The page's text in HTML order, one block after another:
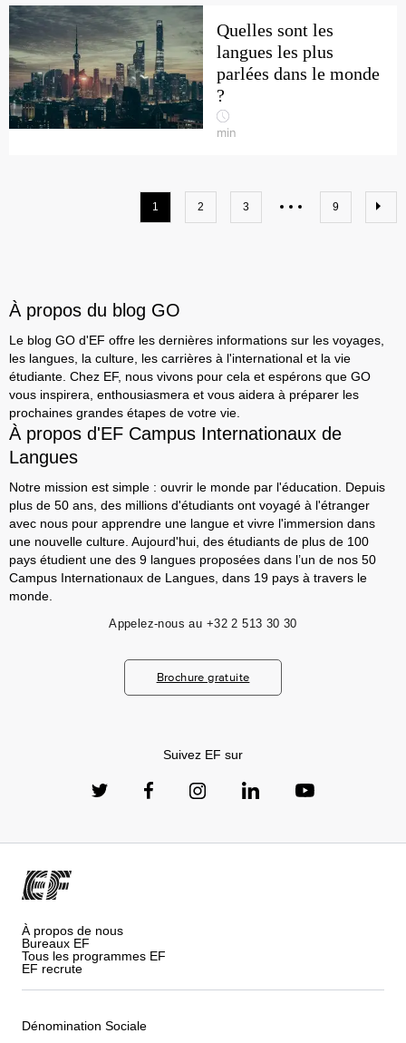
Quelles sont les
langues les plus
parlées dans le monde
?
min
1 2 3 9
À propos du blog GO
Le blog GO d'EF offre les dernières informations sur les voyages,
les langues, la culture, les carrières à l'international et la vie
étudiante. Chez EF, nous vivons pour cela et espérons que GO
vous inspirera, enthousiasmera et vous aidera à préparer les
prochaines grandes étapes de votre vie.
À propos d'EF Campus Internationaux de
Langues
Notre mission est simple : ouvrir le monde par l'éducation. Depuis
plus de 50 ans, des millions d'étudiants ont voyagé à l'étranger
avec nous pour apprendre une langue et vivre l'immersion dans
une nouvelle culture. Aujourd'hui, des étudiants de plus de 100
pays étudient une des 9 langues proposées dans l’un de nos 50
Campus Internationaux de Langues, dans 19 pays à travers le
monde.
Appelez-nous au +32 2 513 30 30
Brochure gratuite
Suivez EF sur
À propos de nous
Bureaux EF
Tous les programmes EF
EF recrute
Dénomination Sociale